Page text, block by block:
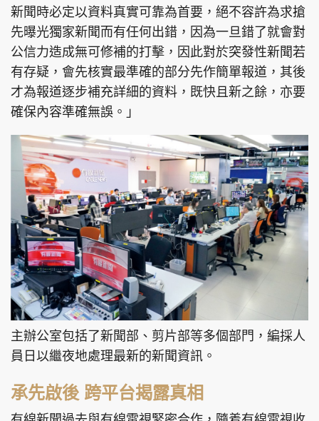
新聞時必定以資料真實可靠為首要，絕不容許為求搶
先曝光獨家新聞而有任何出錯，因為一旦錯了就會對
公信力造成無可修補的打擊，因此對於突發性新聞若
有存疑，會先核實最準確的部分先作簡單報道，其後
才為報道逐步補充詳細的資料，既快且新之餘，亦要
確保內容準確無誤。」
主辦公室包括了新聞部、剪片部等多個部門，編採人
員日以繼夜地處理最新的新聞資訊。
承先啟後 跨平台揭露真相